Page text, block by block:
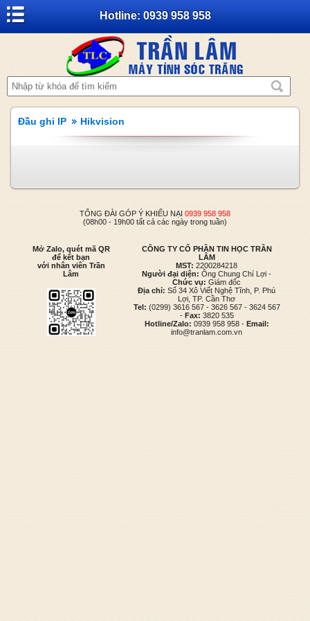
Hotline: 0939 958 958
Đầu ghi IP Hikvision
TỔNG ĐÀI GÓP Ý KHIẾU NẠI 0939 958 958
(08h00 - 19h00 tất cả các ngày trong tuần)
Mở Zalo, quét mã QR
để kết bạn
với nhân viên Trần
Lâm
CÔNG TY CỔ PHẦN TIN HỌC TRẦN
LÂM
MST: 2200284218
Người đại diện: Ông Chung Chí Lợi -
Chức vụ: Giám đốc
Địa chỉ: Số 34 Xô Viết Nghệ Tĩnh, P. Phú
Lợi, TP. Cần Thơ
Tel: (0299) 3616 567 - 3626 567 - 3624 567
- Fax: 3820 535
Hotline/Zalo: 0939 958 958 - Email:
info@tranlam.com.vn